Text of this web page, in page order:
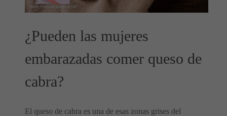
¿Pueden las mujeres
embarazadas comer queso de
cabra?
El queso de cabra es una de esas zonas grises del